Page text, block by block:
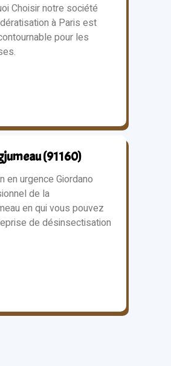
Choisir notre société
à Paris est
pour les
(91160)
en urgence Giordano
de la
en qui vous pouvez
de désinsectisation